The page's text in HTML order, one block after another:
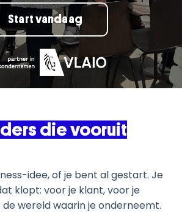
Start vandaag
die vooruit
idee, of je bent al gestart. Je
klopt: voor je klant, voor je
de wereld waarin je onderneemt.